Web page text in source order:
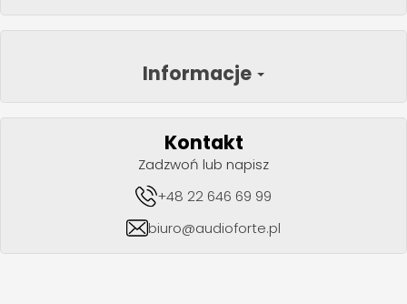
Informacje
Kontakt
Zadzwoń lub napisz
+48 22 646 69 99
biuro@audioforte.pl